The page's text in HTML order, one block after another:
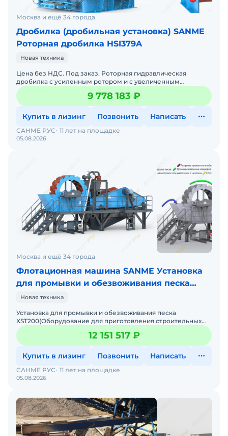
Москва и ещё 34 города
Дробилка (дробильная установка) SANME
Роторная дробилка HSI379A
Новая техника
Цена без НДС. Под заказ. Роторная гидравлическая
дробилка с усиленным ротором и с увеличенным
загрузочным окном питания. На мягких и средних по
плотности матер
9 778 183 ₽
Купить в лизинг Позвонить Написать
05.08.2026
САНМЕ РУС 11 лет на площадке
Москва и ещё 34 города
Флотационная машина SANME Установка
для промывки и обезвоживания песка
XST200
Новая техника
Установка для промывки и обезвоживания песка
XST200(Оборудование для приготовления строительных
смесей: линия длясортировки и мойки песка) Цена без
НДС. Под за
12 151 517 ₽
Купить в лизинг Позвонить Написать
05.08.2026
САНМЕ РУС 11 лет на площадке